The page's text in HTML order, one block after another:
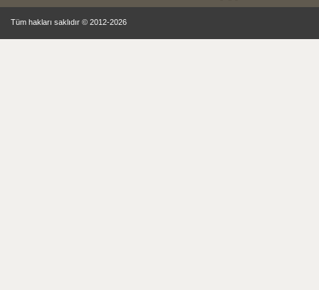
Tüm hakları saklıdır © 2012-2026